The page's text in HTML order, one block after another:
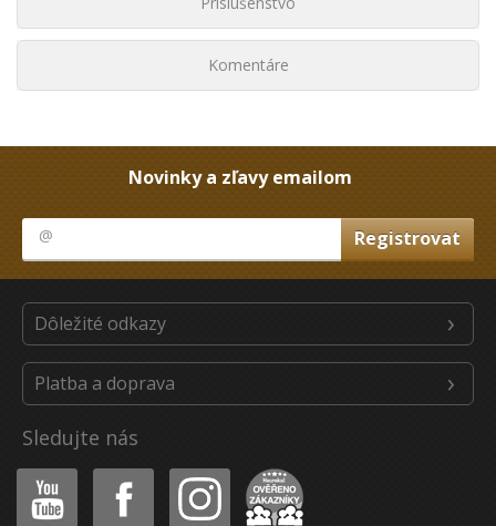
Komentáre
Novinky a zľavy emailom
Dôležité odkazy
Platba a doprava
Sledujte nás
Youtube Facebook Instagram Heureka